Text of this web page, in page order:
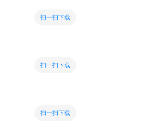
扫一扫下载
扫一扫下载
扫一扫下载